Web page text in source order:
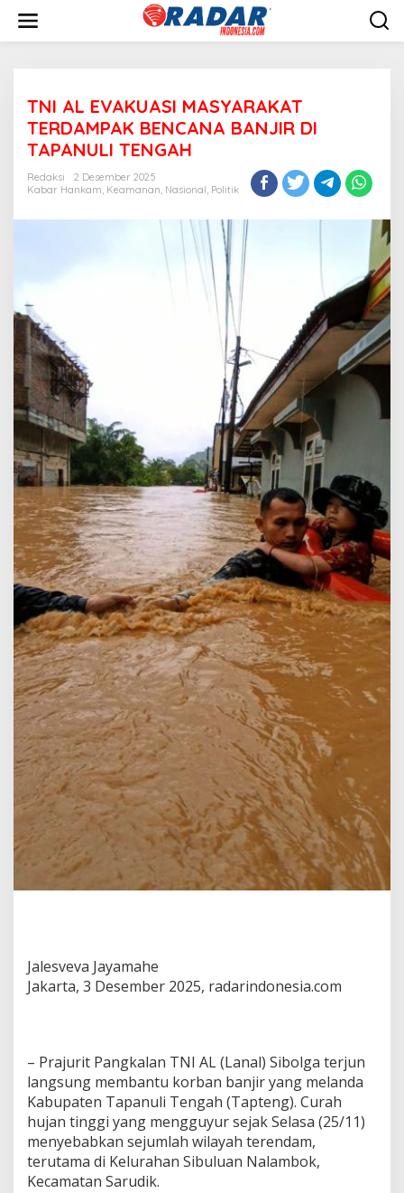
w
TNI AL EVAKUASI MASYARAKAT
TERDAMPAK BENCANA BANJIR DI
TAPANULI TENGAH
Redaksi
2 Desember 2025
Kabar Hankam, Keamanan, Nasional, Politik
Jalesveva Jayamahe
Jakarta, 3 Desember 2025, radarindonesia.com
– Prajurit Pangkalan TNI AL (Lanal) Sibolga terjun
langsung membantu korban banjir yang melanda
Kabupaten Tapanuli Tengah (Tapteng). Curah
hujan tinggi yang mengguyur sejak Selasa (25/11)
menyebabkan sejumlah wilayah terendam,
terutama di Kelurahan Sibuluan Nalambok,
Kecamatan Sarudik.